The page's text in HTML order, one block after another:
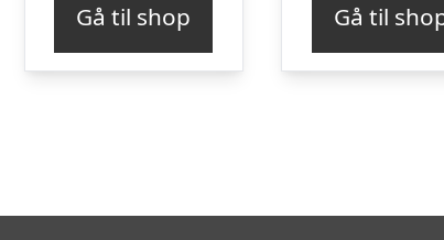
Gå til shop Gå til